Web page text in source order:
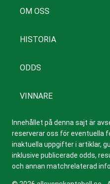
OM OSS
HISTORIA
ODDS
VINNARE
Innehållet på denna sajt är
reserverar oss för eventuella
inaktuella uppgifter i artiklar,
inklusive publicerade odds,
och annan matchrelaterad